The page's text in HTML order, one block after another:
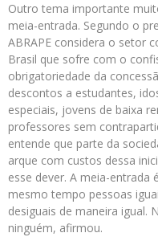
Outro tema importante
meia-entrada. Segundo o
ABRAPE considera o setor
Brasil que sofre com o
obrigatoriedade da
descontos a estudantes,
especiais, jovens de baixa
professores sem
entende que parte da
arque com custos dessa
esse dever. A meia-entrada
mesmo tempo pessoas
desiguais de maneira igual.
ninguém, afirmou.